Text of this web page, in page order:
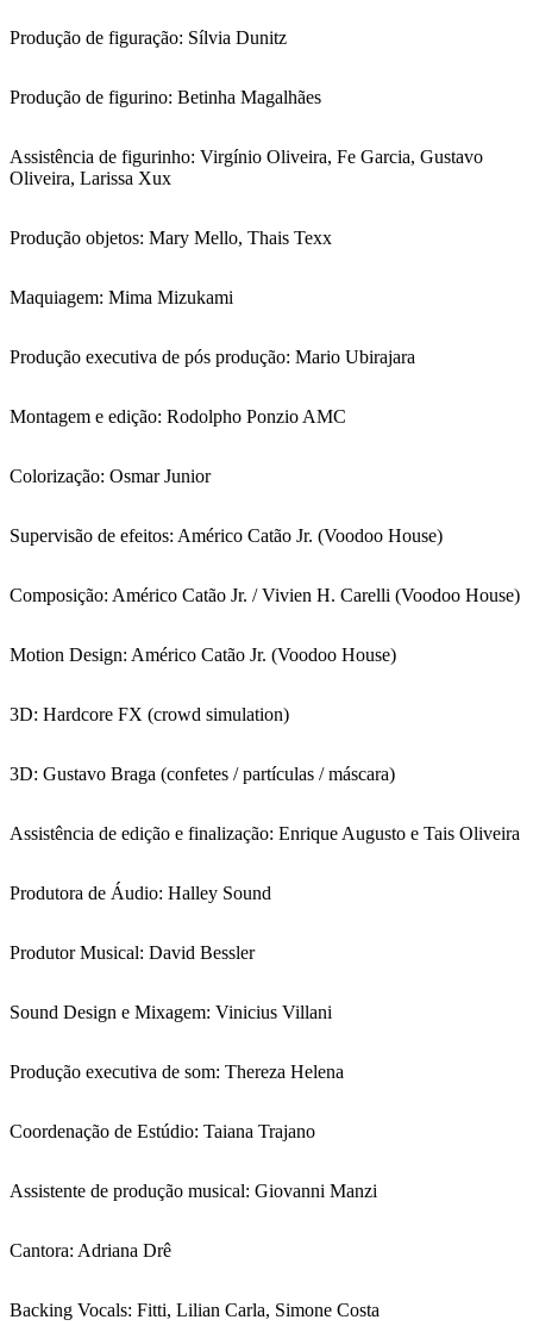
Produção de figuração: Sílvia Dunitz
Produção de figurino: Betinha Magalhães
Assistência de figurinho: Virgínio Oliveira, Fe Garcia, Gustavo
Oliveira, Larissa Xux
Produção objetos: Mary Mello, Thais Texx
Maquiagem: Mima Mizukami
Produção executiva de pós produção: Mario Ubirajara
Montagem e edição: Rodolpho Ponzio AMC
Colorização: Osmar Junior
Supervisão de efeitos: Américo Catão Jr. (Voodoo House)
Composição: Américo Catão Jr. / Vivien H. Carelli (Voodoo House)
Motion Design: Américo Catão Jr. (Voodoo House)
3D: Hardcore FX (crowd simulation)
3D: Gustavo Braga (confetes / partículas / máscara)
Assistência de edição e finalização: Enrique Augusto e Tais Oliveira
Produtora de Áudio: Halley Sound
Produtor Musical: David Bessler
Sound Design e Mixagem: Vinicius Villani
Produção executiva de som: Thereza Helena
Coordenação de Estúdio: Taiana Trajano
Assistente de produção musical: Giovanni Manzi
Cantora: Adriana Drê
Backing Vocals: Fitti, Lilian Carla, Simone Costa